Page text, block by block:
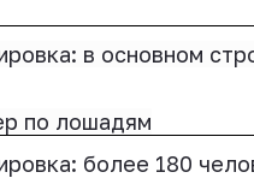
в основном
по лошадям
более 180